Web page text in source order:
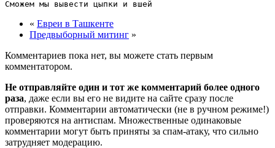
« Евреи в Ташкенте
Предвыборный митинг »
Комментариев пока нет, вы можете стать первым
комментатором.
Не отправляйте один и тот же комментарий более одного
раза, даже если вы его не видите на сайте сразу после
отправки. Комментарии автоматически (не в ручном режиме!)
проверяются на антиспам. Множественные одинаковые
комментарии могут быть приняты за спам-атаку, что сильно
затрудняет модерацию.